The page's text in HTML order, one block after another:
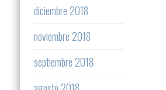
diciembre 2018
noviembre 2018
septiembre 2018